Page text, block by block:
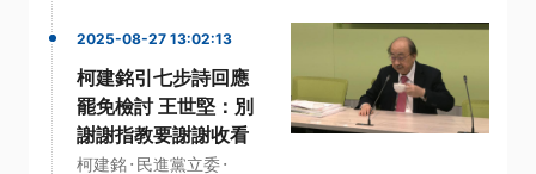
2025-08-27 13:02:13
柯建銘引七步詩回應
罷免檢討 王世堅：別
謝謝指教要謝謝收看
柯建銘· 民進黨立委·